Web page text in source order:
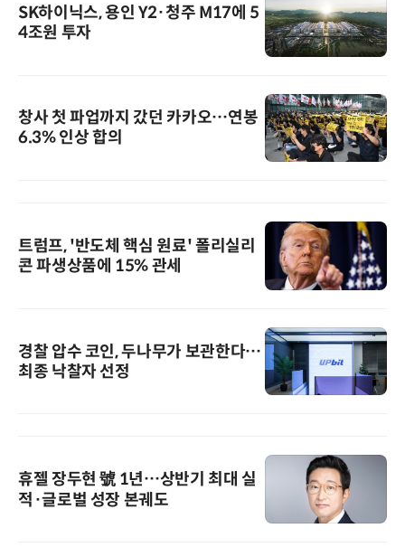
SK하이닉스, 용인 Y2·청주 M17에 5
4조원 투자
창사 첫 파업까지 갔던 카카오…연봉
6.3% 인상 합의
트럼프, '반도체 핵심 원료' 폴리실리
콘 파생상품에 15% 관세
경찰 압수 코인, 두나무가 보관한다…
최종 낙찰자 선정
휴젤 장두현 號 1년…상반기 최대 실
적·글로벌 성장 본궤도